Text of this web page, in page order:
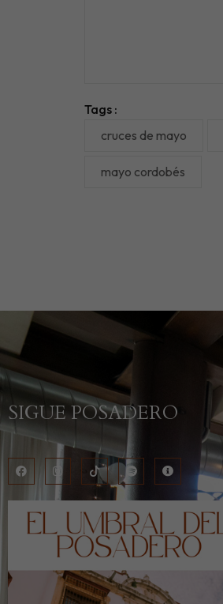
Tags :
cruces de mayo
mayo cordobés
SIGUE POSADERO